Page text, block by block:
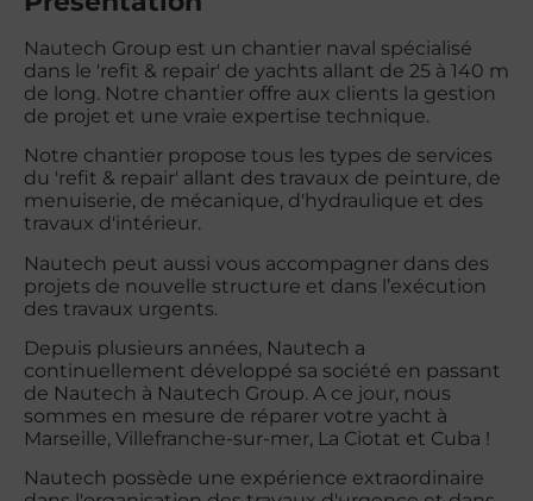
Nautech Group est un chantier naval spécialisé
dans le 'refit & repair' de yachts allant de 25 à 140 m
de long. Notre chantier offre aux clients la gestion
de projet et une vraie expertise technique.
Notre chantier propose tous les types de services
du 'refit & repair' allant des travaux de peinture, de
menuiserie, de mécanique, d'hydraulique et des
travaux d'intérieur.
Nautech peut aussi vous accompagner dans des
projets de nouvelle structure et dans l’exécution
des travaux urgents.
Depuis plusieurs années, Nautech a
continuellement développé sa société en passant
de Nautech à Nautech Group. A ce jour, nous
sommes en mesure de réparer votre yacht à
Marseille, Villefranche-sur-mer, La Ciotat et Cuba !
Nautech possède une expérience extraordinaire